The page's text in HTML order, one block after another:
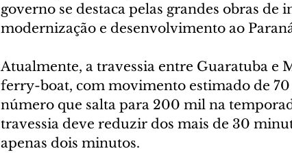
governo se destaca pelas grandes obras
modernização e desenvolvimento ao
Atualmente, a travessia entre Guaratuba e
ferry-boat, com movimento estimado de
número que salta para 200 mil na
travessia deve reduzir dos mais de 30
apenas dois minutos.